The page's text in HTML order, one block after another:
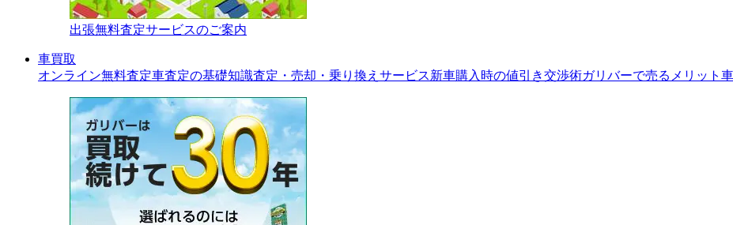
出張無料査定サービスのご案内
車買取
オンライン無料査定車査定の基礎知識査定・売却・乗り換えサービス新車購入時の値引き交渉術ガリバーで売るメリット